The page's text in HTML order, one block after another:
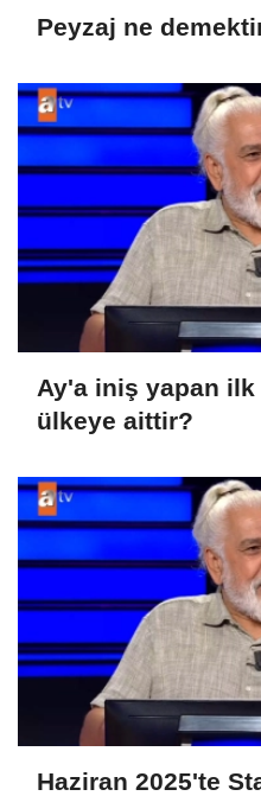
Peyzaj ne
Ay'a iniş yapan ilk
ülkeye aittir?
Haziran 2025'te